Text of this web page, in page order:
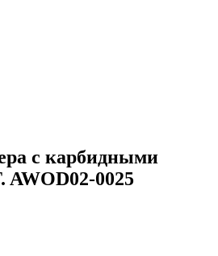
с карбидными
AWOD02-0025